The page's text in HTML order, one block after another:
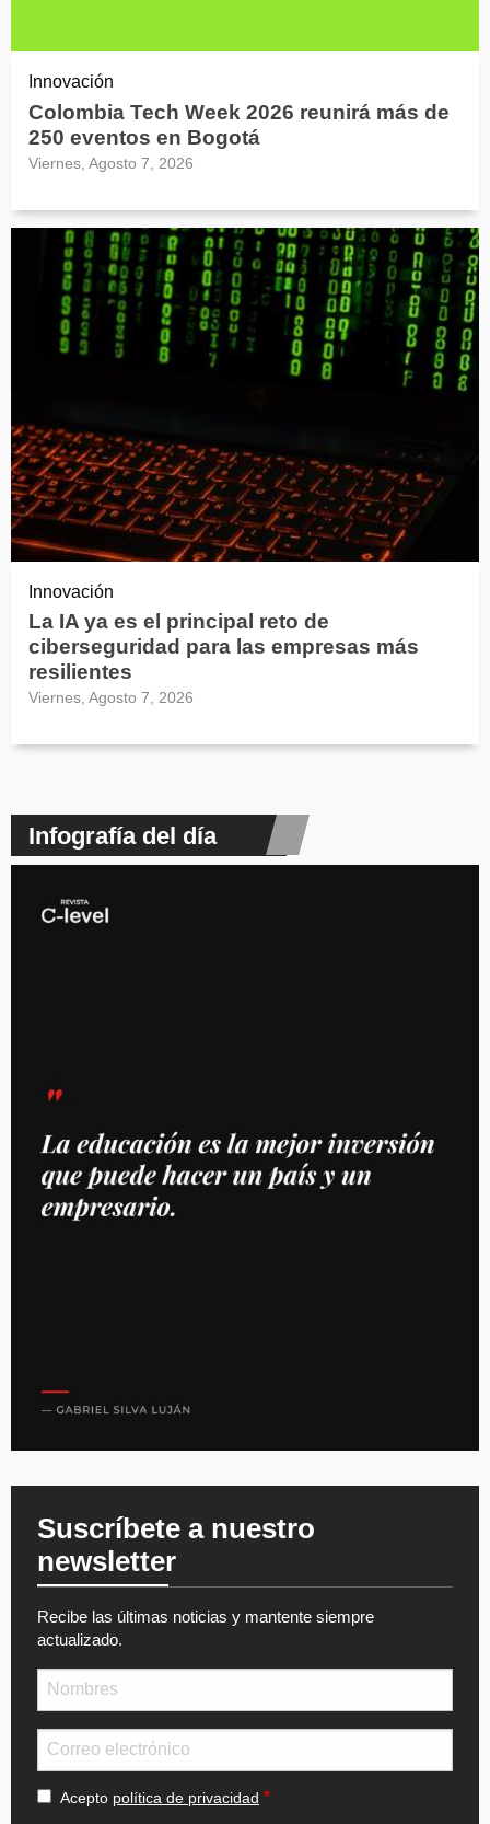
Innovación
Colombia Tech Week 2026 reunirá más de
250 eventos en Bogotá
Viernes, Agosto 7, 2026
Innovación
La IA ya es el principal reto de
ciberseguridad para las empresas más
resilientes
Viernes, Agosto 7, 2026
Infografía del día
Suscríbete a nuestro
newsletter
Recibe las últimas noticias y mantente siempre
actualizado.
Acepto política de privacidad